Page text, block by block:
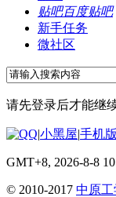
贴吧百度贴吧
新手任务
微社区
请先登录后才能继
|小黑屋|手机版
GMT+8, 2026-8-8
© 2010-2017 中原